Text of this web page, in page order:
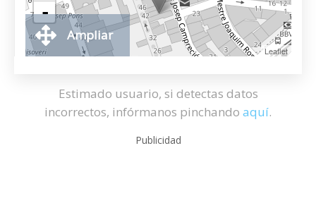
-
Leaflet
Ampliar
Estimado usuario, si detectas datos
incorrectos, infórmanos pinchando aquí.
Publicidad